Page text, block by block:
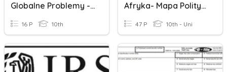
Globalne Problemy - Powtórzenie
16 P 10th
Afryka- Mapa Polityczna (wybrane Kraje)
47 P 10th - Uni